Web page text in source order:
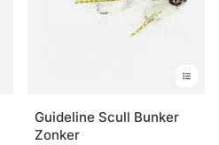
Guideline Scull Bunker
Zonker